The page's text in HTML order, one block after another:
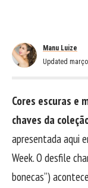
Manu Luize
Updated
Cores escuras e
chaves da
apresentada aqui
Week. O desfile
bonecas”)